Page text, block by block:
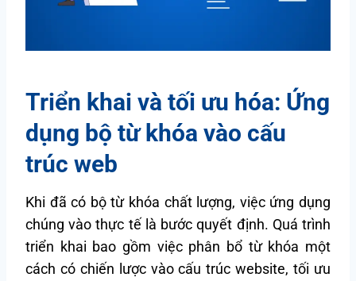
Triển khai và tối ưu hóa: Ứng
dụng bộ từ khóa vào cấu
trúc web
Khi đã có bộ từ khóa chất lượng, việc ứng dụng
chúng vào thực tế là bước quyết định. Quá trình
triển khai bao gồm việc phân bổ từ khóa một
cách có chiến lược vào cấu trúc website, tối ưu